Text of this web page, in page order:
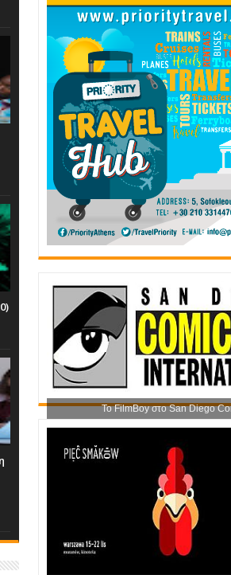
Το FilmBoy στο San Diego